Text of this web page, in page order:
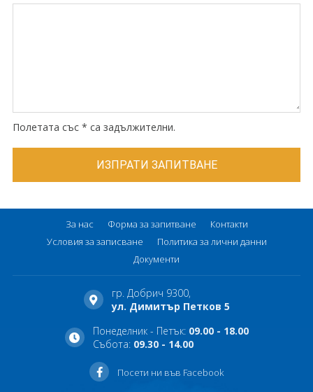
Полетата със * са задължителни.
За нас Форма за запитване
Контакти
Условия за записване
Политика за лични данни
Документи
гр. Добрич 9300,
ул. Димитър Петков 5
Понеделник - Петък: 09.00 - 18.00
Събота: 09.30 - 14.00
Посети ни във Facebook